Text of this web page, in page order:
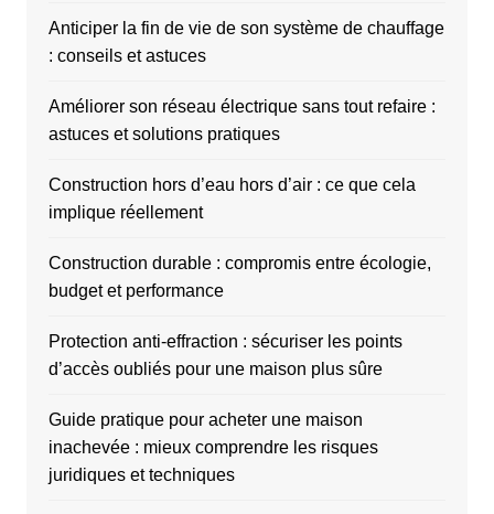
Anticiper la fin de vie de son système de chauffage
: conseils et astuces
Améliorer son réseau électrique sans tout refaire :
astuces et solutions pratiques
Construction hors d’eau hors d’air : ce que cela
implique réellement
Construction durable : compromis entre écologie,
budget et performance
Protection anti-effraction : sécuriser les points
d’accès oubliés pour une maison plus sûre
Guide pratique pour acheter une maison
inachevée : mieux comprendre les risques
juridiques et techniques